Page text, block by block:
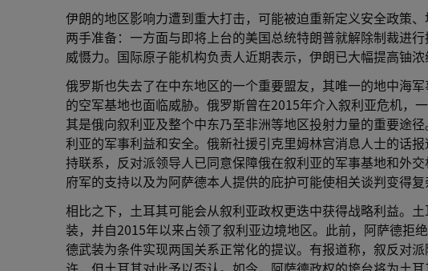
伊朗的地区影响力遭到重大打击，可能被迫重新定义安全政策
两手准备：一方面与即将上台的美国总统特朗普就解除制裁进
威慑力。国际原子能机构负责人近期表示，伊朗已大幅提高铀浓
俄罗斯也失去了在中东地区的一个重要盟友，其唯一的地中海
的空军基地也面临威胁。俄罗斯曾在2015年介入叙利亚危机，
其是俄向叙利亚及整个中东乃至非洲等地区投射力量的重要途
利亚的军事利益和安全。俄新社援引克里姆林宫消息人士的话
持联系，反对派领导人已同意保障俄在叙利亚的军事基地和外
府军的支持以及为阿萨德本人提供的庇护可能使相关谈判变得复
相比之下，土耳其可能会从叙利亚政权更迭中获得战略利益。
装，并自2015年以来占领了叙利亚边境地区。此前，阿萨德拒
德武装为条件实现两国关系正常化的提议。有报道称，叙反对